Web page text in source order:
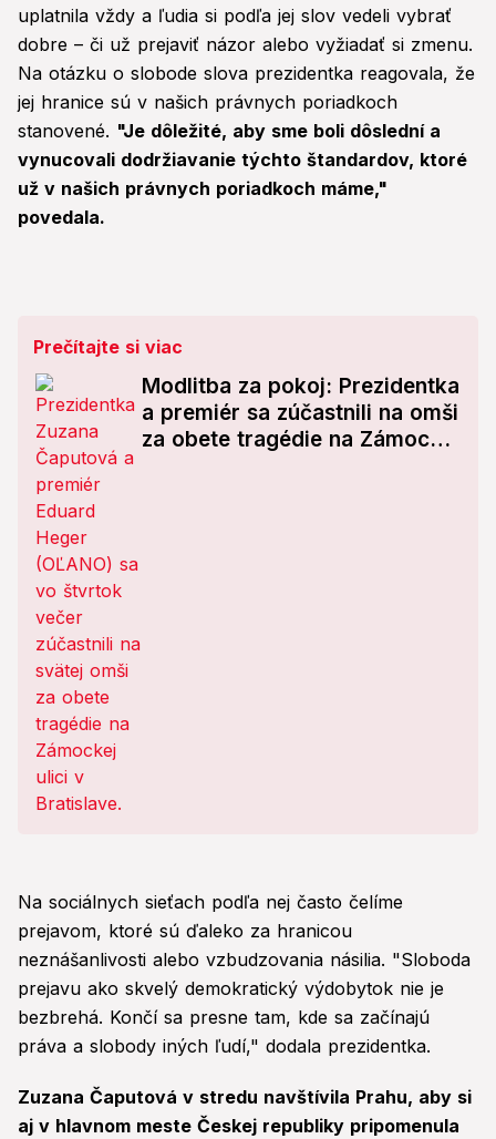
uplatnila vždy a ľudia si podľa jej slov vedeli vybrať
dobre – či už prejaviť názor alebo vyžiadať si zmenu.
Na otázku o slobode slova prezidentka reagovala, že
jej hranice sú v našich právnych poriadkoch
stanovené. "Je dôležité, aby sme boli dôslední a
vynucovali dodržiavanie týchto štandardov, ktoré
už v našich právnych poriadkoch máme,"
povedala.
Prečítajte si viac
Modlitba za pokoj: Prezidentka
a premiér sa zúčastnili na omši
za obete tragédie na Zámockej
Na sociálnych sieťach podľa nej často čelíme
prejavom, ktoré sú ďaleko za hranicou
neznášanlivosti alebo vzbudzovania násilia. "Sloboda
prejavu ako skvelý demokratický výdobytok nie je
bezbrehá. Končí sa presne tam, kde sa začínajú
práva a slobody iných ľudí," dodala prezidentka.
Zuzana Čaputová v stredu navštívila Prahu, aby si
aj v hlavnom meste Českej republiky pripomenula